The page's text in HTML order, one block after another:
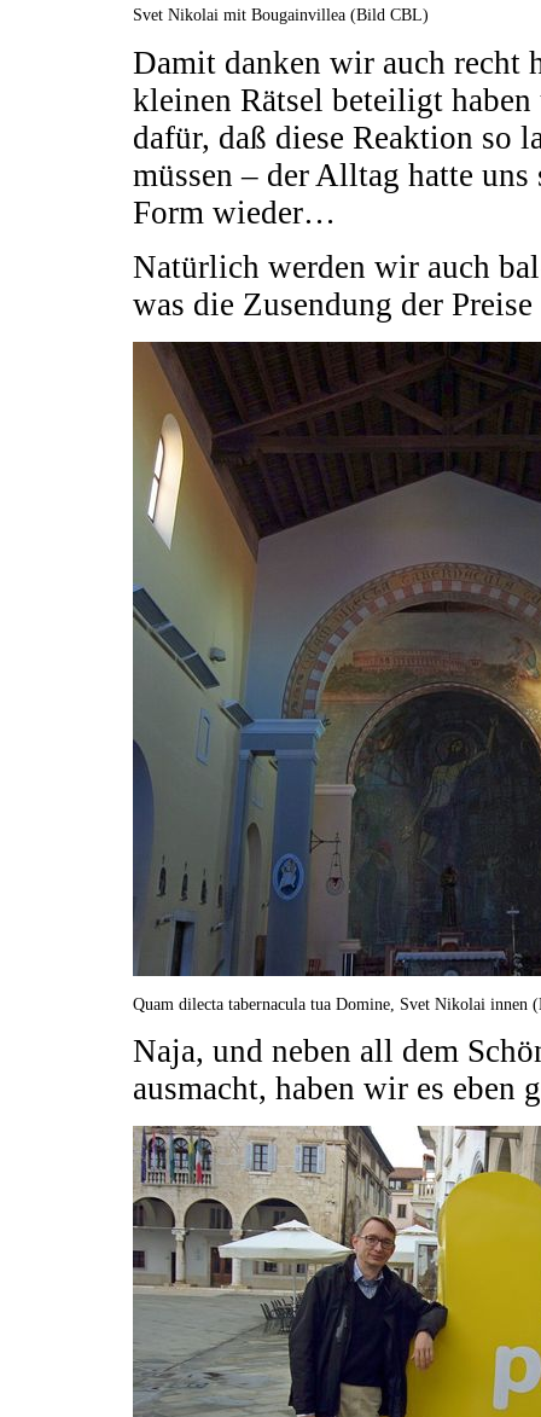
Svet Nikolai mit Bougainvillea (Bild CBL)
Damit danken wir auch recht
kleinen Rätsel beteiligt
dafür, daß diese Reaktion so
müssen – der Alltag hatte
Form wieder…
Natürlich werden wir auch
was die Zusendung der
Quam dilecta tabernacula tua Domine, Svet Nikolai innen
Naja, und neben all dem
ausmacht, haben wir es eben